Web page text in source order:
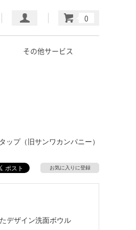
その他サービス
プ（旧サンワカンパニー）
お気に入りに登録
デザイン洗面ボウル